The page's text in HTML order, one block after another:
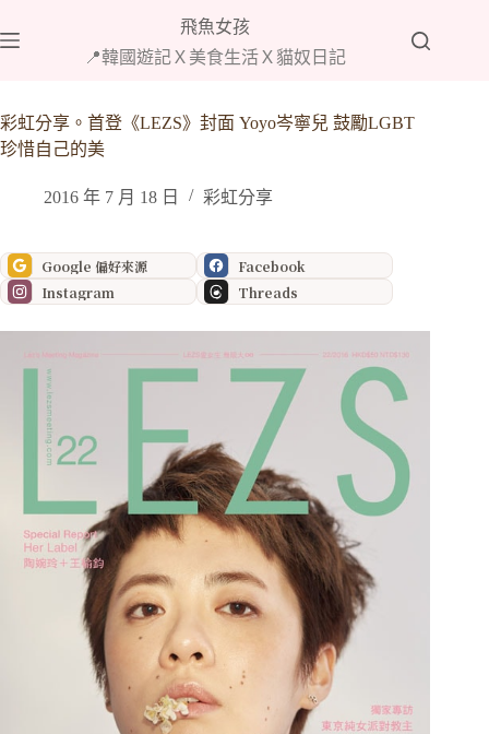
至
內
容
飛魚女孩
📍韓國遊記Ｘ美食生活Ｘ貓奴日記
彩虹分享。首登《LEZS》封面 Yoyo岑寧兒 鼓勵LGBT
珍惜自己的美
2016 年 7 月 18 日 彩虹分享
Google 偏好來源
Facebook
Instagram
Threads